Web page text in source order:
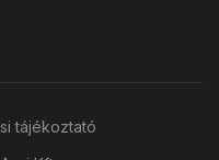
tájékoztató